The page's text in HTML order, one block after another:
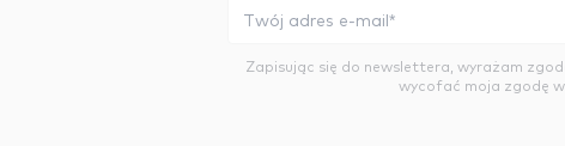
Zapisując się do newslettera, wyrażam
wycofać moja zgodę